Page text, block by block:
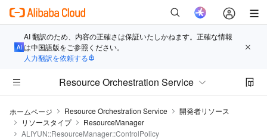
AI 翻訳のため、内容の正確さは保証いたしかねます。正確な情報
は中国語版をご参照ください。
人力翻訳を依頼する
Resource Orchestration Service
ホームページ Resource Orchestration Service
開発者リソース
リソースタイプ
ResourceManager
ALIYUN::ResourceManager::ControlPolicy